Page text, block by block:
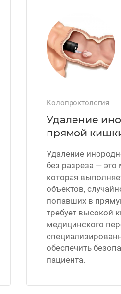
Колопроктология
Удаление
прямой
Удаление
без разреза —
которая
объектов,
попавших в
требует высокой
медицинского
обеспечить
пациента.